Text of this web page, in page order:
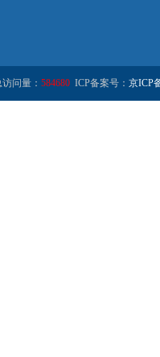
问量： 584680 ICP备案号： 京ICP